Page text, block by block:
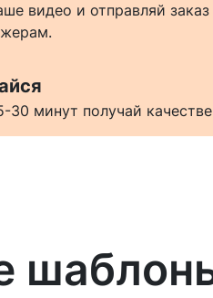
видео и отправляй
30 минут получай